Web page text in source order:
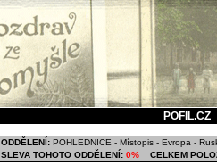
POFIL.CZ
ODDĚLENÍ: POHLEDNICE - Místopis - Evropa -
SLEVA TOHOTO ODDĚLENÍ: 0% CELKEM